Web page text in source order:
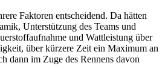
Faktoren entscheidend. Da hätten
Unterstützung des Teams und
und Wattleistung über
über kürzere Zeit ein Maximum an
dann im Zuge des Rennens davon